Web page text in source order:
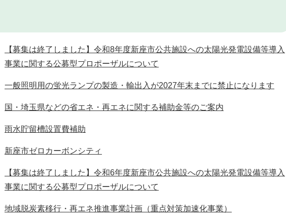
【募集は終了しました】令和8年度新座市公共施設への太陽光発電設備等導入
事業に関する公募型プロポーザルについて
一般照明用の蛍光ランプの製造・輸出入が2027年末までに禁止になります
国・埼玉県などの省エネ・再エネに関する補助金等のご案内
雨水貯留槽設置費補助
新座市ゼロカーボンシティ
【募集は終了しました】令和6年度新座市公共施設への太陽光発電設備等導入
事業に関する公募型プロポーザルについて
地域脱炭素移行・再エネ推進事業計画（重点対策加速化事業）